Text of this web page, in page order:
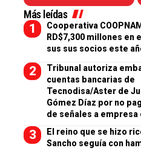
Más leídas
Cooperativa
RD$7,300 millones en
sus sus socios este
Tribunal autoriza
cuentas bancarias de
Tecnodisa/Aster de
Gómez Díaz por no
de señales a
El reino que se hizo
Sancho seguía con